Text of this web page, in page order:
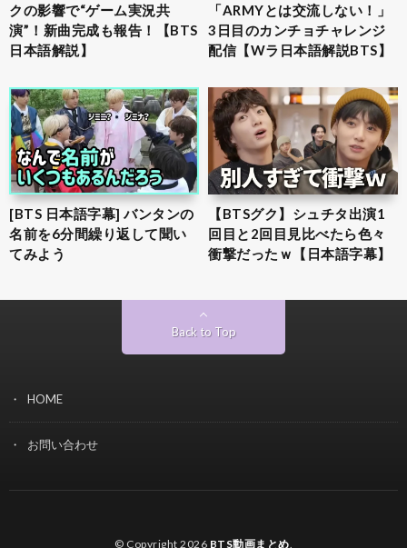
クの影響で“ゲーム実況共
演”！新曲完成も報告！【BTS
日本語解説】
「ARMYとは交流しない！」
3日目のカンチョチャレンジ
配信【Wラ日本語解説BTS】
[BTS 日本語字幕] バンタンの
名前を6分間繰り返して聞い
てみよう
【BTSグク】シュチタ出演1
回目と2回目見比べたら色々
衝撃だったｗ【日本語字幕】
Back to Top
HOME
お問い合わせ
© Copyright 2026 BTS動画まとめ